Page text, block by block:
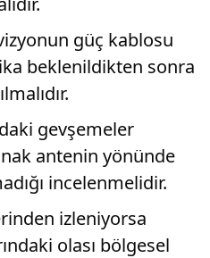
güç kablosu
beklenildikten sonra
gevşemeler
antenin yönünde
incelenmelidir.
izleniyorsa
olası bölgesel